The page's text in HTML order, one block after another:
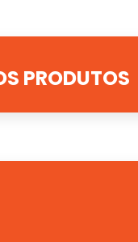
PRODUTOS